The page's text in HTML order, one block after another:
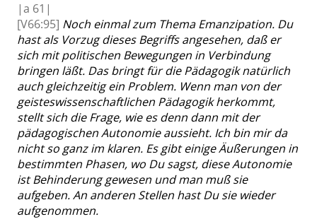
|a 61|
[V66:95] Noch einmal zum Thema Emanzipation. Du
hast als Vorzug dieses Begriffs angesehen, daß er
sich mit politischen Bewegungen in Verbindung
bringen läßt. Das bringt für die Pädagogik natürlich
auch gleichzeitig ein Problem. Wenn man von der
geisteswissenschaftlichen Pädagogik herkommt,
stellt sich die Frage, wie es denn dann mit der
pädagogischen Autonomie aussieht. Ich bin mir da
nicht so ganz im klaren. Es gibt einige Äußerungen in
bestimmten Phasen, wo Du sagst, diese Autonomie
ist Behinderung gewesen und man muß sie
aufgeben. An anderen Stellen hast Du sie wieder
aufgenommen.